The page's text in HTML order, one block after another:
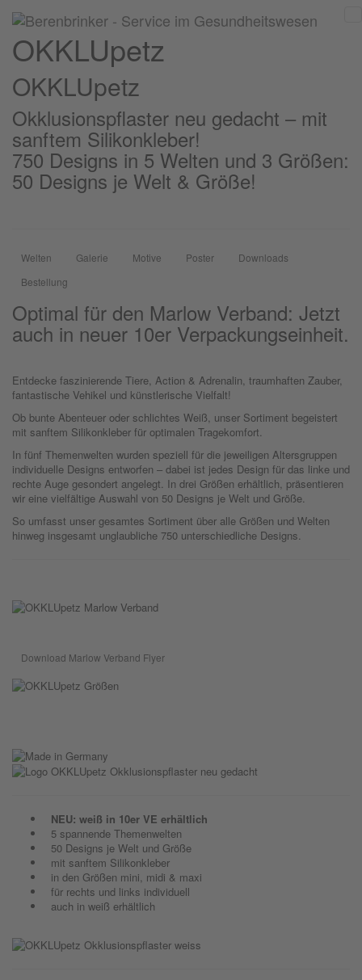
OKKLUpetz
OKKLUpetz
Okklusionspflaster neu gedacht – mit
sanftem Silikonkleber!
750 Designs in 5 Welten und 3 Größen:
50 Designs je Welt & Größe!
Welten Galerie Motive Poster
Downloads
Bestellung
Optimal für den Marlow Verband: Jetzt
auch in neuer 10er Verpackungseinheit.
Entdecke faszinierende Tiere, Action & Adrenalin, traumhaften Zauber,
fantastische Vehikel und künstlerische Vielfalt!
Ob bunte Abenteuer oder schlichtes Weiß, unser Sortiment begeistert
mit sanftem Silikonkleber für optimalen Tragekomfort.
In fünf Themenwelten wurden speziell für die jeweiligen Altersgruppen
individuelle Designs entworfen – dabei ist jedes Design für das linke und
rechte Auge gesondert angelegt. In drei Größen erhältlich, präsentieren
wir eine vielfältige Auswahl von 50 Designs je Welt und Größe.
So umfasst unser gesamtes Sortiment über alle Größen und Welten
hinweg insgesamt unglaubliche 750 unterschiedliche Designs.
Download Marlow Verband Flyer
NEU: weiß in 10er VE erhältlich
5 spannende Themenwelten
50 Designs je Welt und Größe
mit sanftem Silikonkleber
in den Größen mini, midi & maxi
für rechts und links individuell
auch in weiß erhältlich